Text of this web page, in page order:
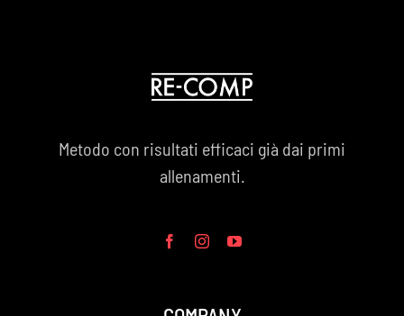
Metodo con risultati efficaci già dai primi
allenamenti.